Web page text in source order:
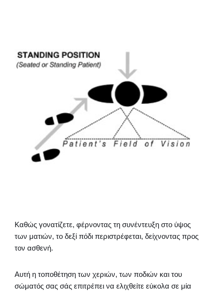
Καθώς γονατίζετε, φέρνοντας τη συνέντευξη στο ύψος
των ματιών, το δεξί πόδι περιστρέφεται, δείχνοντας προς
τον ασθενή.
Αυτή η τοποθέτηση των χεριών, των ποδιών και του
σώματός σας σάς επιτρέπει να ελιχθείτε εύκολα σε μία